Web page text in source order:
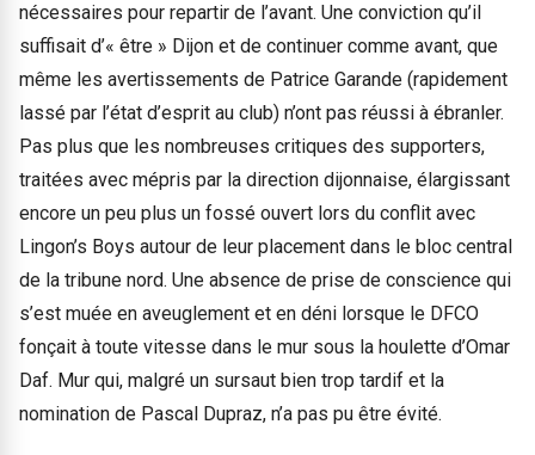
nécessaires pour repartir de l’avant. Une conviction qu’il
suffisait d’« être » Dijon et de continuer comme avant, que
même les avertissements de Patrice Garande (rapidement
lassé par l’état d’esprit au club) n’ont pas réussi à ébranler.
Pas plus que les nombreuses critiques des supporters,
traitées avec mépris par la direction dijonnaise, élargissant
encore un peu plus un fossé ouvert lors du conflit avec
Lingon’s Boys autour de leur placement dans le bloc central
de la tribune nord. Une absence de prise de conscience qui
s’est muée en aveuglement et en déni lorsque le DFCO
fonçait à toute vitesse dans le mur sous la houlette d’Omar
Daf. Mur qui, malgré un sursaut bien trop tardif et la
nomination de Pascal Dupraz, n’a pas pu être évité.